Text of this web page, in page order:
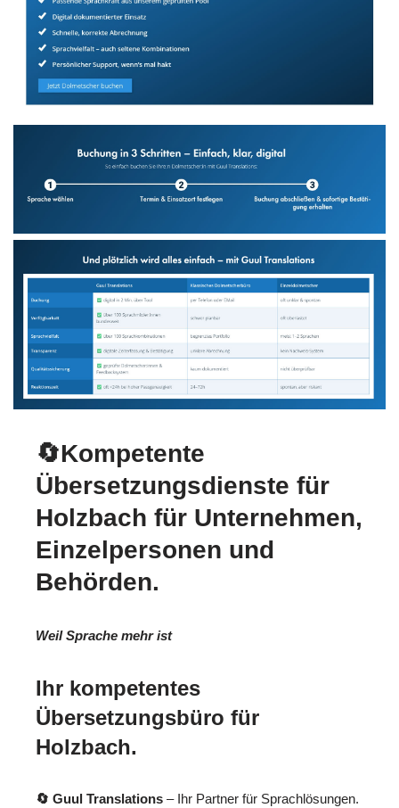
🔄Kompetente
Übersetzungsdienste für
Holzbach für Unternehmen,
Einzelpersonen und
Behörden.
Weil Sprache mehr ist
Ihr kompetentes
Übersetzungsbüro für
Holzbach.
🔄 Guul Translations – Ihr Partner für Sprachlösungen.